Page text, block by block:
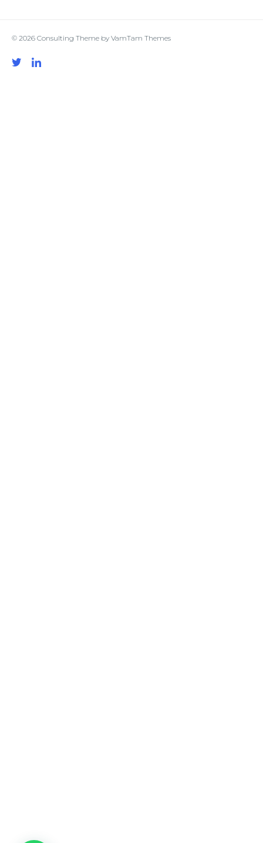
© 2026 Consulting Theme by VamTam Themes